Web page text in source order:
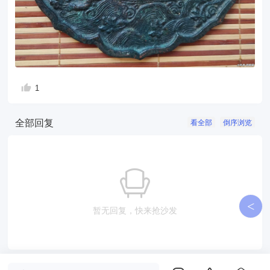
1
倒序浏览
看全部
全部回复
暂无回复，快来抢沙发 <